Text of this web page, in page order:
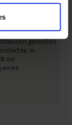
Landschaften
Sie auf dem gut
dem sanft
saftig grünen
genießen
In
mit
eines